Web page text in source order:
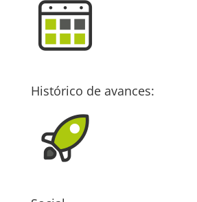
Histórico de avances: